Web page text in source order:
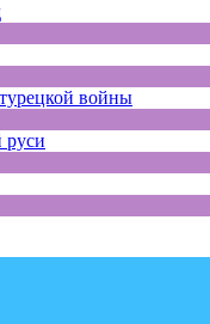
войны
руси